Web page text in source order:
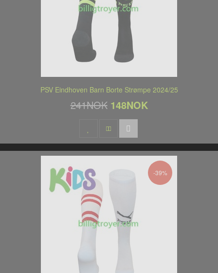
PSV Eindhoven Barn Borte Strømpe 2024/25
241NOK 148NOK
-39%